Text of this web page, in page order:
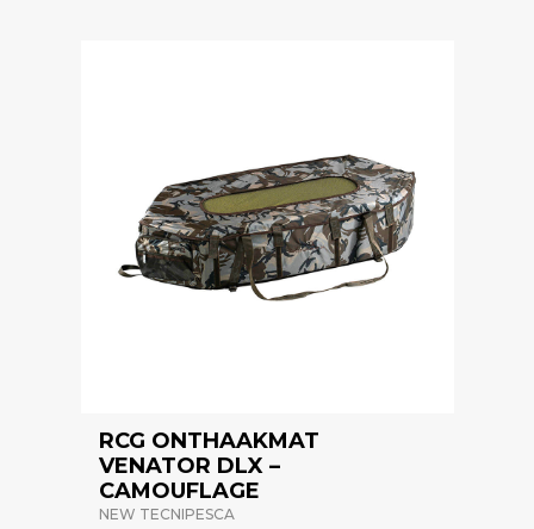
RCG ONTHAAKMAT
VENATOR DLX –
CAMOUFLAGE
NEW TECNIPESCA